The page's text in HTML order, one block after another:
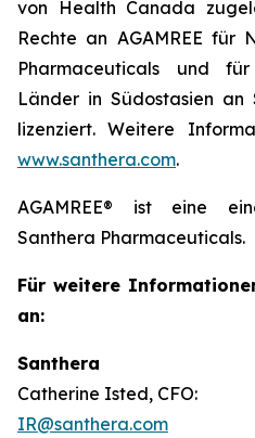
von Health Canada
Rechte an AGAMREE für
Pharmaceuticals und
Länder in Südostasien an
lizenziert. Weitere
www.santhera.com.
AGAMREE® ist eine
Santhera Pharmaceuticals.
Für weitere
an:
Santhera
Catherine Isted, CFO:
IR@santhera.com